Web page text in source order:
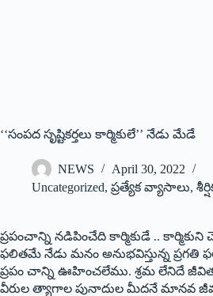
‘‘‌సంపద సృష్టికర్తలు కార్మికులే’’ నేడు మేడే
NEWS
April 30, 2022
Uncategorized, ప్రత్యేక వ్యాసాలు,
ప్రపంచాన్ని నడిపించేది కార్మికుడే ..
ఫలితమే నేడు మనం అనుభవిస్తున్న ప్రగతి
ప్రపం చాన్ని ఊహించలేము. శ్రమ లేనిదే జీవితం
వీరుల త్యాగాల పునాదుల మీదనే మానవ